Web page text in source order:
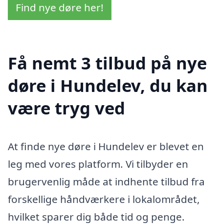
Find nye døre her!
Få nemt 3 tilbud på nye
døre i Hundelev, du kan
være tryg ved
At finde nye døre i Hundelev er blevet en
leg med vores platform. Vi tilbyder en
brugervenlig måde at indhente tilbud fra
forskellige håndværkere i lokalområdet,
hvilket sparer dig både tid og penge.